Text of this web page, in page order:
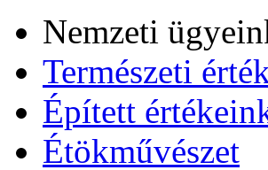
Nemzeti
Természeti
Épített
Étökművészet